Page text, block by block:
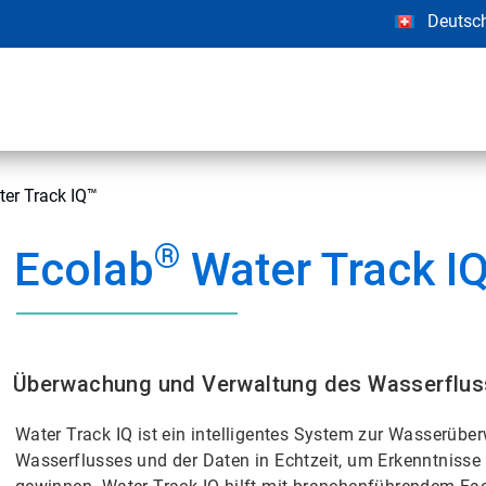
Track IQ™
Ecolab® Water Track
Überwachung und Verwaltung des
Water Track IQ ist ein intelligentes System zur
Wasserflusses und der Daten in Echtzeit, um